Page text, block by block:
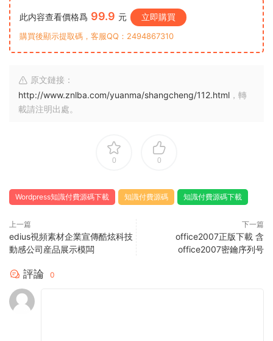
此内容查看價格爲 99.9 元 立即購買
購買後顯示提取碼，客服QQ：2494867310
原文鏈接：
http://www.znlba.com/yuanma/shangcheng/112.html ，轉
載請注明出處。
0 0
Wordpress知識付費源碼下載 知識付費源碼 知識付費源碼下載
上一篇
edius視頻素材企業宣傳酷炫科技
動感公司産品展示模闆
下一篇
office2007正版下載 含
office2007密鑰序列号
評論 0